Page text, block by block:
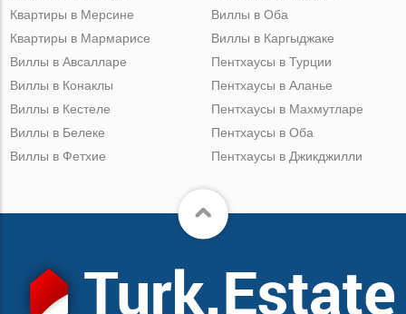
Квартиры в Мерсине
Квартиры в Мармарисе
Виллы в Оба
Виллы в Каргыджаке
Виллы в Авсалларе
Виллы в Конаклы
Виллы в Кестеле
Виллы в Белеке
Виллы в Фетхие
Пентхаусы в Турции
Пентхаусы в Аланье
Пентхаусы в Махмутларе
Пентхаусы в Оба
Пентхаусы в Джикджилли